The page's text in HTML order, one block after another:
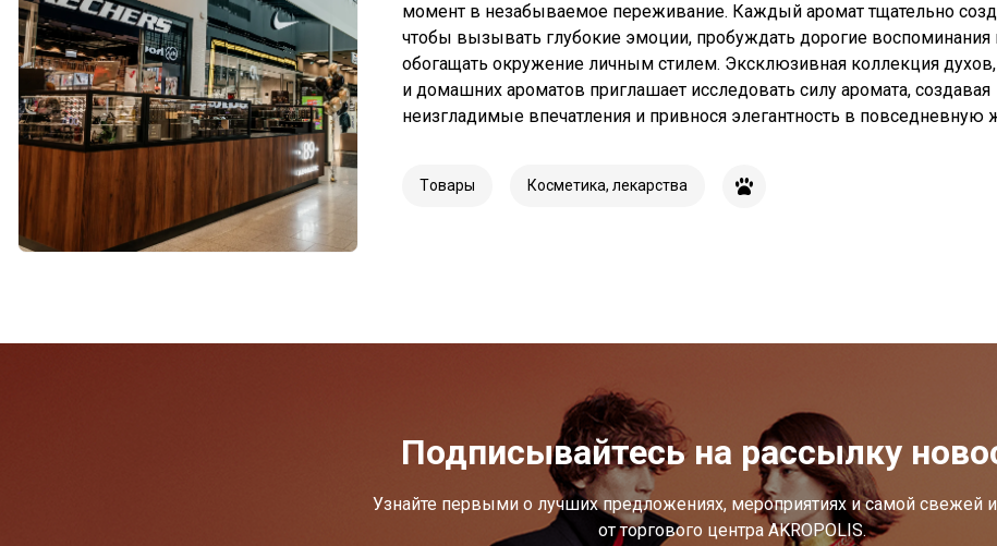
момент в незабываемое переживание. Каждый аромат тщательно
чтобы вызывать глубокие эмоции, пробуждать дорогие воспоминания
обогащать окружение личным стилем. Эксклюзивная коллекция
и домашних ароматов приглашает исследовать силу аромата, создавая
неизгладимые впечатления и привнося элегантность в повседневную
Tовары Косметика, лекарства
Подписывайтесь на рассылку
Узнайте первыми о лучших предложениях, мероприятиях и самой свежей
от торгового центра AKROPOLIS.